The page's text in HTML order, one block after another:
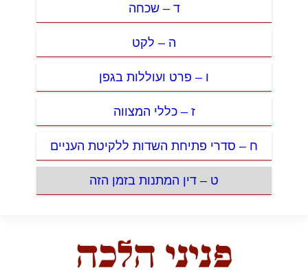
ד – שכחה
ה – לקט
ו – פרט ועוללות בגפן
ז – כללי המצווה
ח – סדרי פתיחת השדות ללקיטת העניים
ט – דין המתנות בזמן הזה